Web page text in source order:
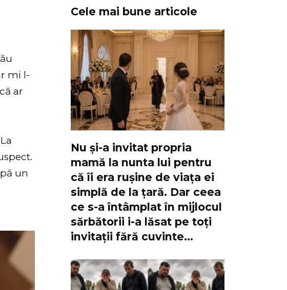
mi l-
ar
un
Cele mai bune articole
Nu și-a invitat propria
mamă la nunta lui pentru
că îi era rușine de viața ei
simplă de la țară. Dar ceea
ce s-a întâmplat în mijlocul
sărbătorii i-a lăsat pe toți
invitații fără cuvinte…